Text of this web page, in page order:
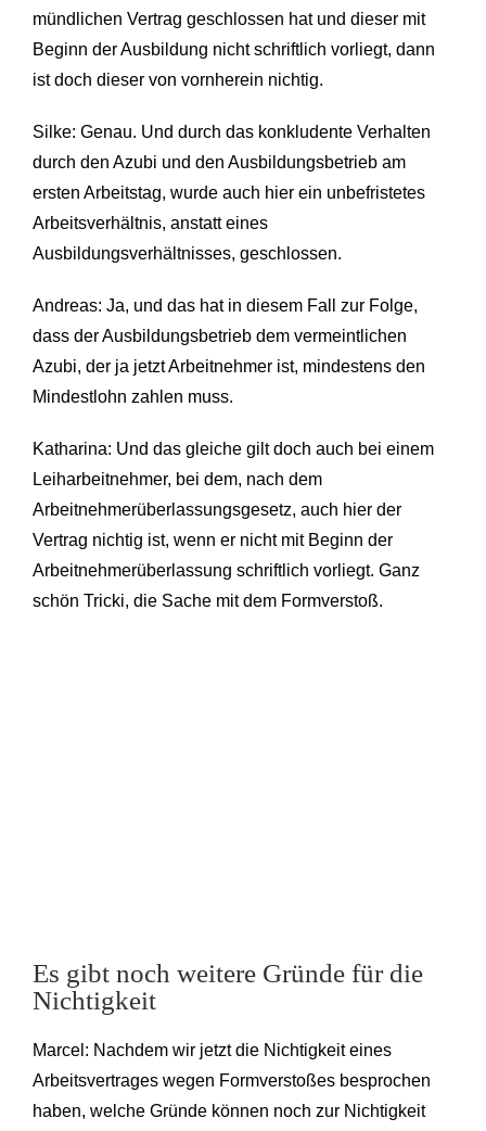
mündlichen Vertrag geschlossen hat und dieser mit
Beginn der Ausbildung nicht schriftlich vorliegt, dann
ist doch dieser von vornherein nichtig.
Silke: Genau. Und durch das konkludente Verhalten
durch den Azubi und den Ausbildungsbetrieb am
ersten Arbeitstag, wurde auch hier ein unbefristetes
Arbeitsverhältnis, anstatt eines
Ausbildungsverhältnisses, geschlossen.
Andreas: Ja, und das hat in diesem Fall zur Folge,
dass der Ausbildungsbetrieb dem vermeintlichen
Azubi, der ja jetzt Arbeitnehmer ist, mindestens den
Mindestlohn zahlen muss.
Katharina: Und das gleiche gilt doch auch bei einem
Leiharbeitnehmer, bei dem, nach dem
Arbeitnehmerüberlassungsgesetz, auch hier der
Vertrag nichtig ist, wenn er nicht mit Beginn der
Arbeitnehmerüberlassung schriftlich vorliegt. Ganz
schön Tricki, die Sache mit dem Formverstoß.
Es gibt noch weitere Gründe für die
Nichtigkeit
Marcel: Nachdem wir jetzt die Nichtigkeit eines
Arbeitsvertrages wegen Formverstoßes besprochen
haben, welche Gründe können noch zur Nichtigkeit